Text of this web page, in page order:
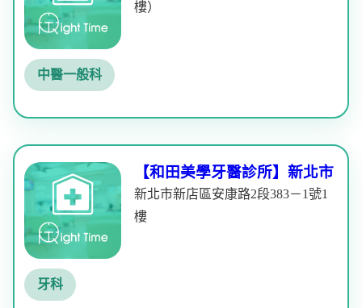
樓）
中醫一般科
【和田美學牙醫診所】新北市
新北市新店區安康路2段383－1號1
樓
牙科